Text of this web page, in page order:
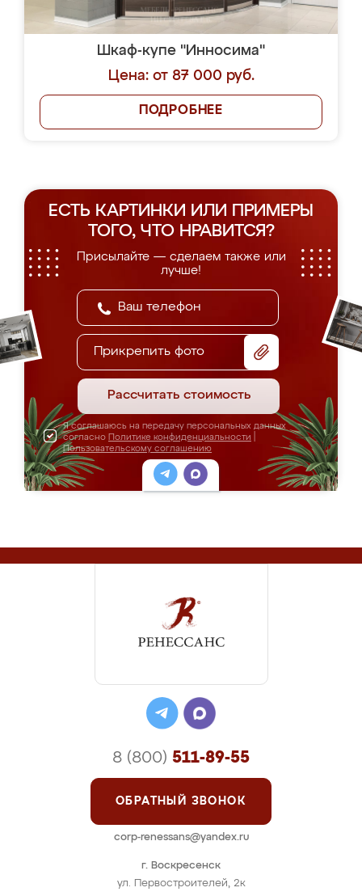
Шкаф-купе "Инносима"
Цена: от 87 000 руб.
ПОДРОБНЕЕ
ЕСТЬ КАРТИНКИ ИЛИ ПРИМЕРЫ
ТОГО, ЧТО НРАВИТСЯ?
Присылайте — сделаем также или
лучше!
Прикрепить фото
Рассчитать стоимость
Я соглашаюсь на передачу персональных данных
согласно Политике конфиденциальности
Пользовательскому соглашению
г. Воскресенск
ул. Первостроителей, 2к
8 (800) 511-89-55
ОБРАТНЫЙ ЗВОНОК
corp-renessans@yandex.ru